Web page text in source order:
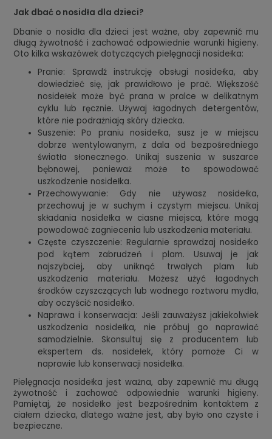
Jak dbać o nosidła dla dzieci?
Dbanie o nosidła dla dzieci jest ważne, aby zapewnić mu
długą żywotność i zachować odpowiednie warunki higieny.
Oto kilka wskazówek dotyczących pielęgnacji nosidełka:
Pranie: Sprawdź instrukcję obsługi nosidełka, aby
dowiedzieć się, jak prawidłowo je prać. Większość
nosidełek może być prana w pralce w delikatnym
cyklu lub ręcznie. Używaj łagodnych detergentów,
które nie podrażniają skóry dziecka.
Suszenie: Po praniu nosidełka, susz je w miejscu
dobrze wentylowanym, z dala od bezpośredniego
światła słonecznego. Unikaj suszenia w suszarce
bębnowej, ponieważ może to spowodować
uszkodzenie nosidełka.
Przechowywanie: Gdy nie używasz nosidełka,
przechowuj je w suchym i czystym miejscu. Unikaj
składania nosidełka w ciasne miejsca, które mogą
powodować zagniecenia lub uszkodzenia materiału.
Częste czyszczenie: Regularnie sprawdzaj nosidełko
pod kątem zabrudzeń i plam. Usuwaj je jak
najszybciej, aby uniknąć trwałych plam lub
uszkodzenia materiału. Możesz użyć łagodnych
środków czyszczących lub wodnego roztworu mydła,
aby oczyścić nosidełko.
Naprawa i konserwacja: Jeśli zauważysz jakiekolwiek
uszkodzenia nosidełka, nie próbuj go naprawiać
samodzielnie. Skonsultuj się z producentem lub
ekspertem ds. nosidełek, który pomoże Ci w
naprawie lub konserwacji nosidełka.
Pielęgnacja nosidełka jest ważna, aby zapewnić mu długą
żywotność i zachować odpowiednie warunki higieny.
Pamiętaj, że nosidełko jest bezpośrednim kontaktem z
ciałem dziecka, dlatego ważne jest, aby było ono czyste i
bezpieczne.